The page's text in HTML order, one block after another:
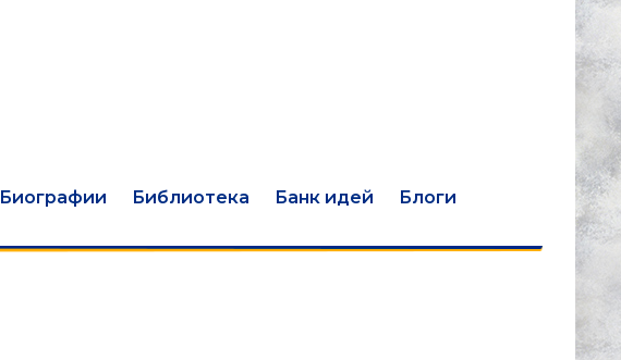
Биографии Библиотека Банк идей
Блоги